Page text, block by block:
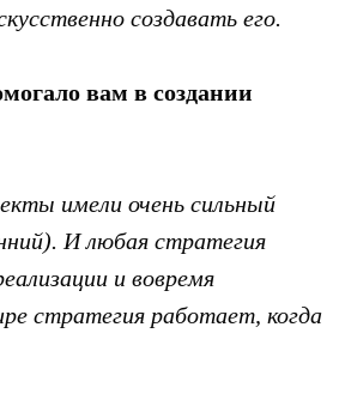
создавать его.
вам в создании
имели очень сильный
И любая стратегия
и вовремя
стратегия работает, когда